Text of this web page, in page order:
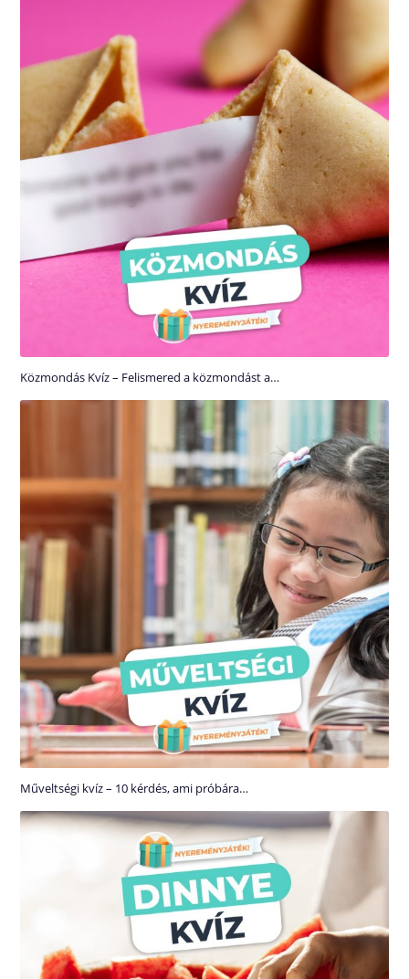
Közmondás Kvíz – Felismered a közmondást a…
Műveltségi kvíz – 10 kérdés, ami próbára…